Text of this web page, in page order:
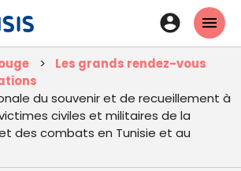
contenu
principal
En-
tête
-
Les grands rendez-vous
du souvenir et de recueillement à
civiles et militaires de la
des combats en Tunisie et au